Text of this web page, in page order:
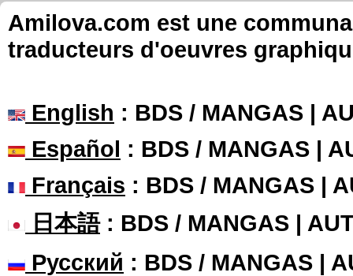
Amilova.com est une
traducteurs d'oeuvres
English : BDS / MANGAS |
Español : BDS / MANGAS |
Français : BDS / MANGAS |
日本語: BDS / MANGAS |
Русский : BDS / MANGAS |